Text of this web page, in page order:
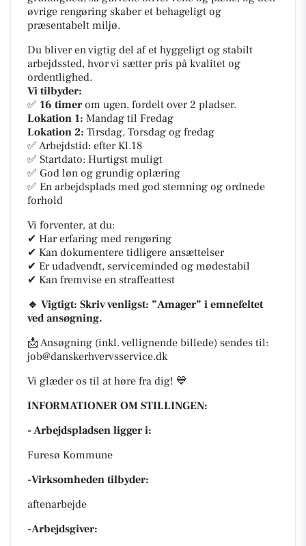
øvrige rengøring skaber et behageligt og
præsentabelt miljø.
Du bliver en vigtig del af et hyggeligt og stabilt
arbejdssted, hvor vi sætter pris på kvalitet og
ordentlighed.
Vi tilbyder:
✅ 16 timer om ugen, fordelt over 2 pladser.
Lokation 1: Mandag til Fredag
Lokation 2: Tirsdag, Torsdag og fredag
✅ Arbejdstid: efter Kl.18
✅ Startdato: Hurtigst muligt
✅ God løn og grundig oplæring
✅ En arbejdsplads med god stemning og ordnede
forhold
Vi forventer, at du:
✔ Har erfaring med rengøring
✔ Kan dokumentere tidligere ansættelser
✔ Er udadvendt, serviceminded og mødestabil
✔ Kan fremvise en straffeattest
🔹 Vigtigt: Skriv venligst: ”Amager” i emnefeltet
ved ansøgning.
📩 Ansøgning (inkl. vellignende billede) sendes til:
job@danskerhvervsservice.dk
Vi glæder os til at høre fra dig! 💙
INFORMATIONER OM STILLINGEN:
- Arbejdspladsen ligger i:
Furesø Kommune
-Virksomheden tilbyder:
aftenarbejde
-Arbejdsgiver: